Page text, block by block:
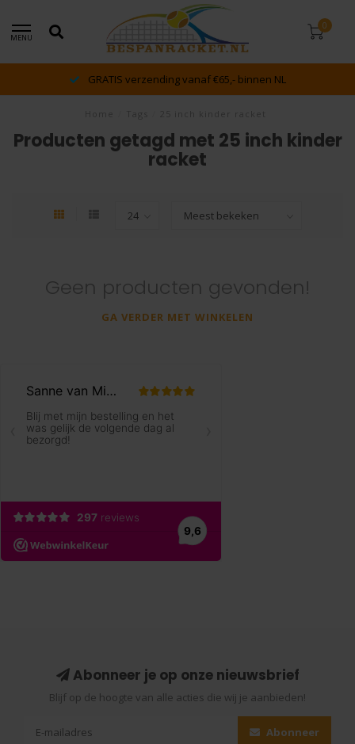
MENU
0
GRATIS verzending vanaf €65,- binnen NL
Producten getagd met 25 inch kinder
racket
Geen producten gevonden!
GA VERDER MET WINKELEN
Abonneer je op onze nieuwsbrief
Blijf op de hoogte van alle acties die wij je aanbieden!
Abonneer